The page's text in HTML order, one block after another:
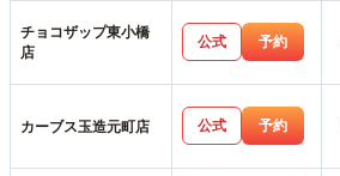
チョコザップ東小橋
店
公式 予約
カーブス玉造元町店 公式 予約